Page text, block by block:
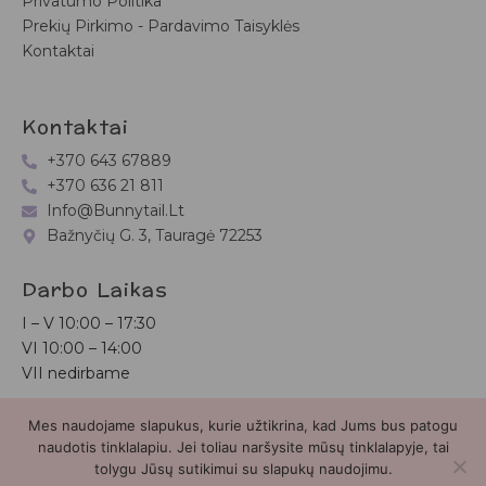
Prekių Pirkimo - Pardavimo Taisyklės
Kontaktai
Kontaktai
+370 643 67889
+370 636 21 811
Info@bunnytail.lt
Bažnyčių G. 3, Tauragė 72253
Darbo Laikas
I – V 10:00 – 17:30
VI 10:00 – 14:00
VII nedirbame
Bunnytail.lt| Copyright 2026 | Svetainė sukurtaMyra.lt
Mes naudojame slapukus, kurie užtikrina, kad Jums bus patogu
naudotis tinklalapiu. Jei toliau naršysite mūsų tinklalapyje, tai
tolygu Jūsų sutikimui su slapukų naudojimu.